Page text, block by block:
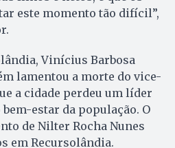
este momento tão difícil”,
Vinícius Barbosa
lamentou a morte do vice-
a cidade perdeu um líder
estar da população. O
de Nilter Rocha Nunes
em Recursolândia.